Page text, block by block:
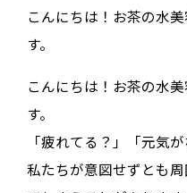
こんにちは！お茶の水
す。
こんにちは！お茶の水
す。
「疲れてる？」「元気
私たちが意図せずとも